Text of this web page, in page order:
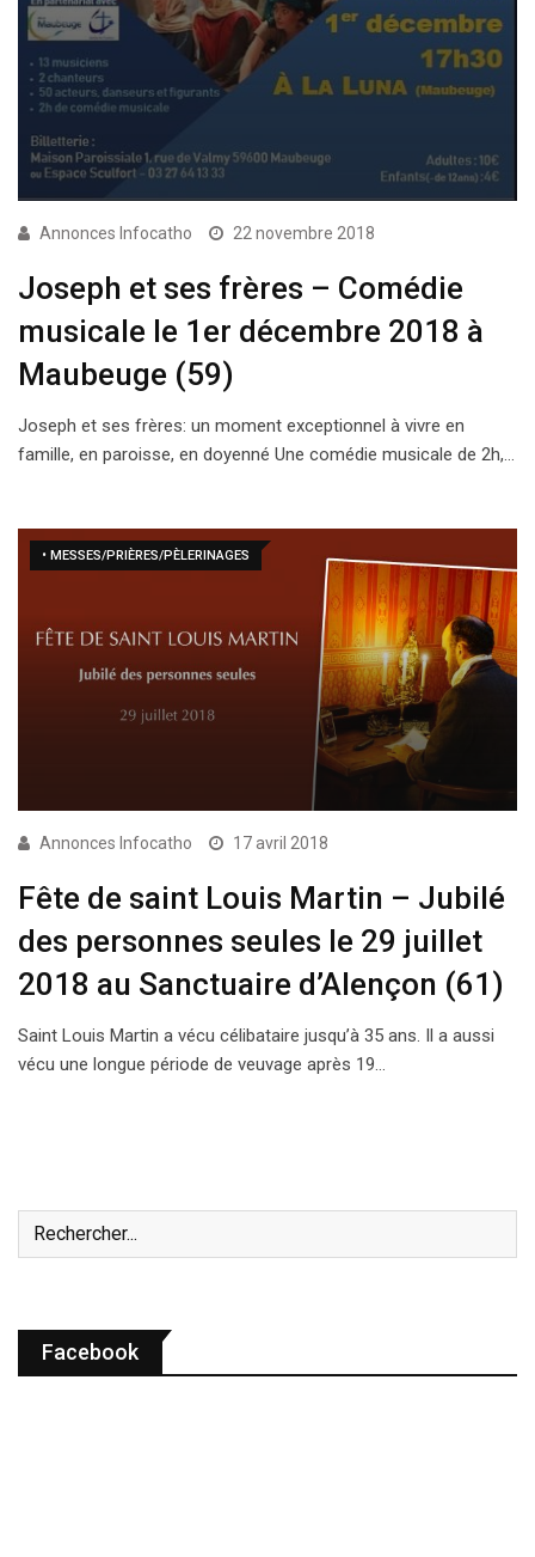
Annonces Infocatho 22 novembre 2018
Joseph et ses frères – Comédie
musicale le 1er décembre 2018 à
Maubeuge (59)
Joseph et ses frères: un moment exceptionnel à vivre en
famille, en paroisse, en doyenné Une comédie musicale de 2h,…
• MESSES/PRIÈRES/PÈLERINAGES
Annonces Infocatho 17 avril 2018
Fête de saint Louis Martin – Jubilé
des personnes seules le 29 juillet
2018 au Sanctuaire d’Alençon (61)
Saint Louis Martin a vécu célibataire jusqu’à 35 ans. Il a aussi
vécu une longue période de veuvage après 19…
Facebook